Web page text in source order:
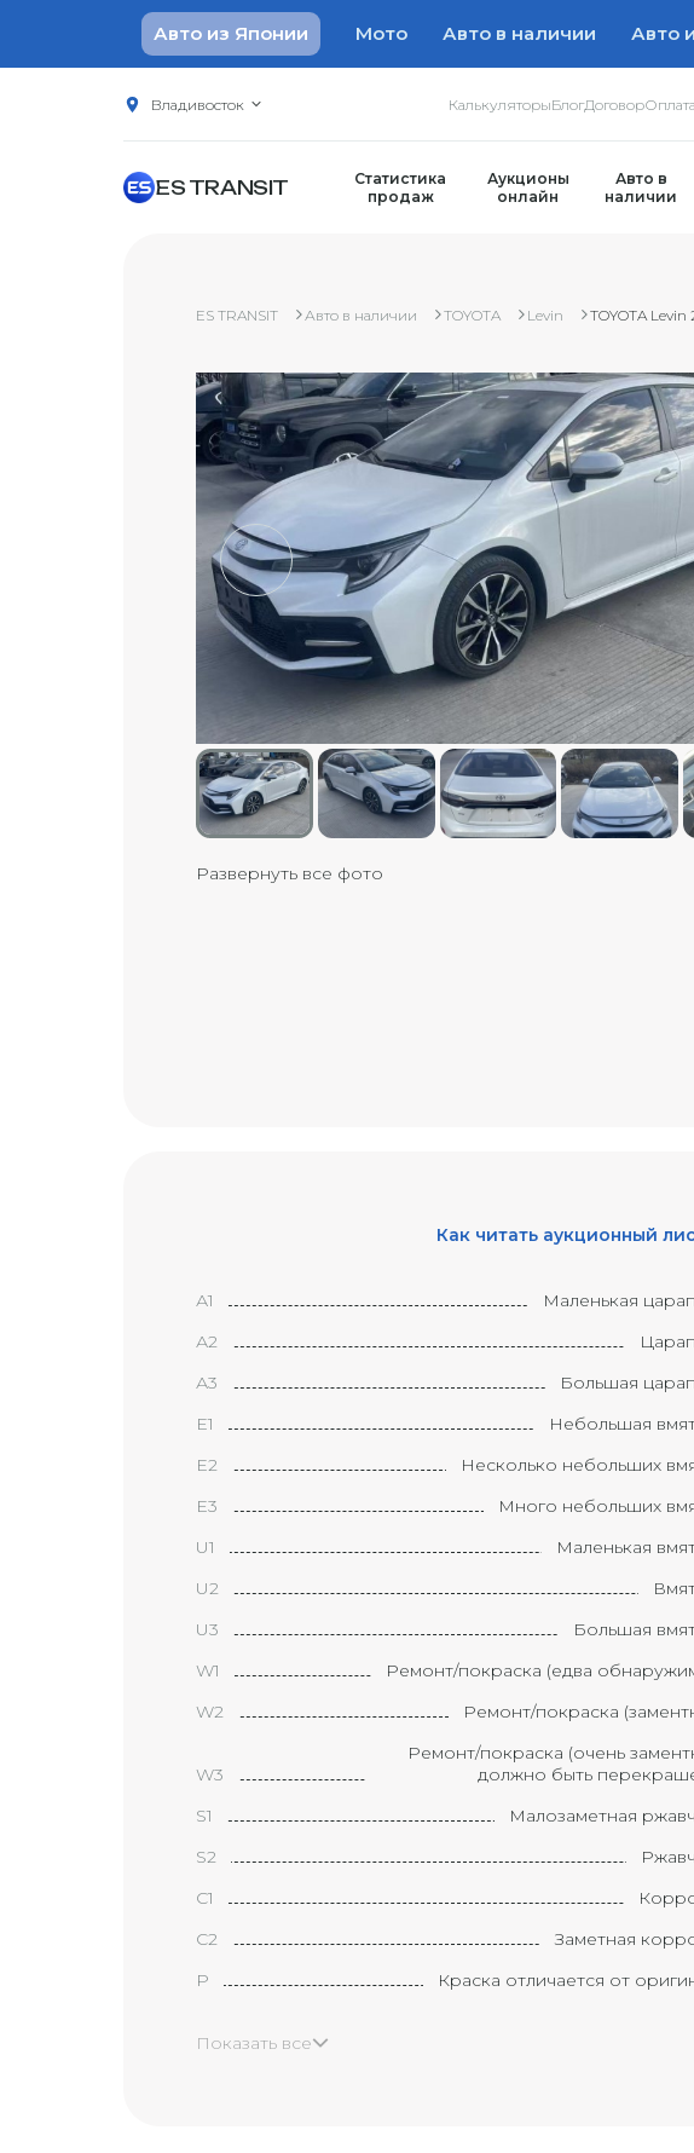
Авто из Японии Мото Авто в наличии Авто
Владивосток КалькуляторыБлогДоговорОплата
ES TRANSIT
Статистика
продаж
Аукционы
онлайн
Авто в
наличии
ES TRANSIT Авто в наличии TOYOTA Levin TOYOTA Levin
Развернуть все фото
Как читать аукционный
А1
Маленькая
А2
А3
Большая
Е1
Небольшая
Е2
Несколько небольших
Е3
Много небольших
U1
Маленькая
U2
U3
Большая
W1
Ремонт/покраска (едва
W2
Ремонт/покраска
W3
Ремонт/покраска (очень
должно быть
S1
Малозаметная
S2
С1
С2
Заметная
P
Краска отличается от
Показать все